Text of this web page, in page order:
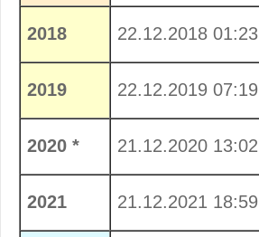
2018 22.12.2018 01:23
2019 22.12.2019 07:19
2020 * 21.12.2020 13:02
2021 21.12.2021 18:59